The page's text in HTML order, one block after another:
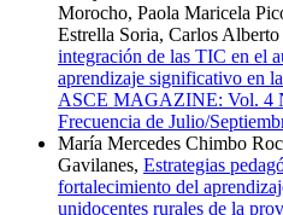
Morocho, Paola Maricela
Estrella Soria, Carlos
integración de las TIC en el
aprendizaje significativo en
ASCE MAGAZINE: Vol. 4
Frecuencia de Julio/
María Mercedes Chimbo
Gavilanes, Estrategias
fortalecimiento del
unidocentes rurales de la